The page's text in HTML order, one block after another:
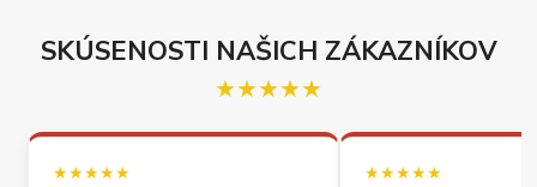
SKÚSENOSTI NAŠICH ZÁKAZNÍKOV
★★★★★
★★★★★ ★★★★★